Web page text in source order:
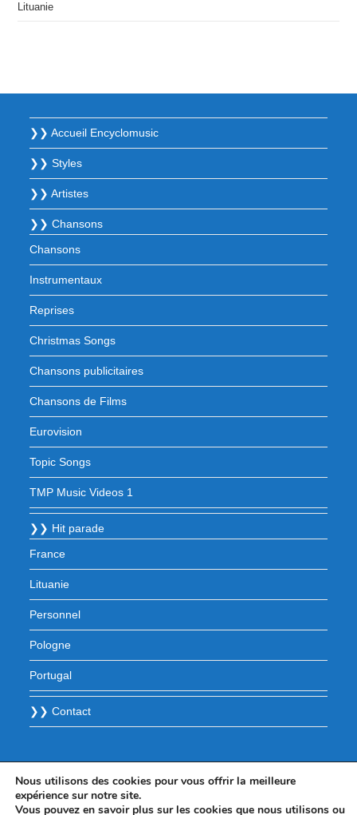
Lituanie
❯❯ Accueil Encyclomusic
❯❯ Styles
❯❯ Artistes
❯❯ Chansons
Chansons
Instrumentaux
Reprises
Christmas Songs
Chansons publicitaires
Chansons de Films
Eurovision
Topic Songs
TMP Music Videos 1
❯❯ Hit parade
France
Lituanie
Personnel
Pologne
Portugal
❯❯ Contact
Nous utilisons des cookies pour vous offrir la meilleure
expérience sur notre site.
Vous pouvez en savoir plus sur les cookies que nous utilisons ou